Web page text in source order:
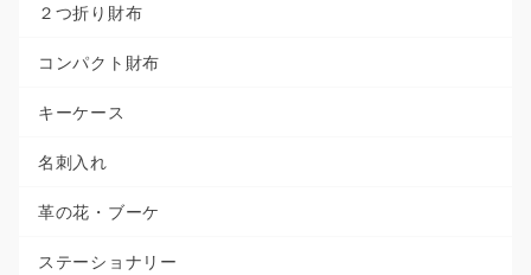
２つ折り財布
コンパクト財布
キーケース
名刺入れ
革の花・ブーケ
ステーショナリー